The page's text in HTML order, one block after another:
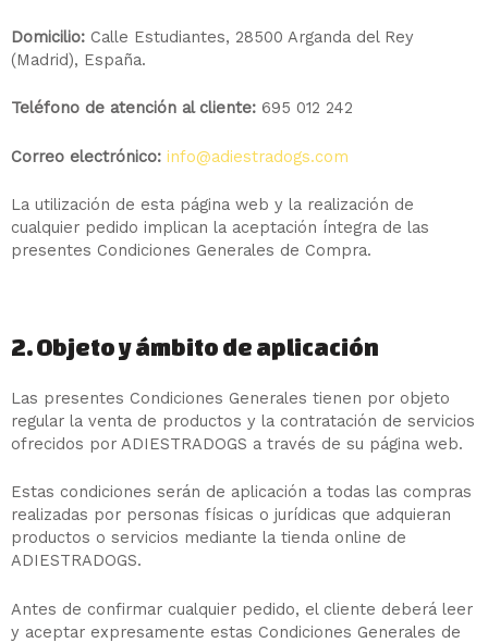
Domicilio: Calle Estudiantes, 28500 Arganda del Rey
(Madrid), España.
Teléfono de atención al cliente: 695 012 242
Correo electrónico: info@adiestradogs.com
La utilización de esta página web y la realización de
cualquier pedido implican la aceptación íntegra de las
presentes Condiciones Generales de Compra.
2. Objeto y ámbito de aplicación
Las presentes Condiciones Generales tienen por objeto
regular la venta de productos y la contratación de servicios
ofrecidos por ADIESTRADOGS a través de su página web.
Estas condiciones serán de aplicación a todas las compras
realizadas por personas físicas o jurídicas que adquieran
productos o servicios mediante la tienda online de
ADIESTRADOGS.
Antes de confirmar cualquier pedido, el cliente deberá leer
y aceptar expresamente estas Condiciones Generales de